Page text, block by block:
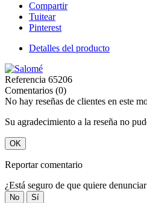
Compartir
Tuitear
Pinterest
Detalles del producto
Referencia 65206
Comentarios (0)
No hay reseñas de clientes en este
Su agradecimiento a la reseña no
OK
Reportar comentario
¿Está seguro de que quiere
No Sí